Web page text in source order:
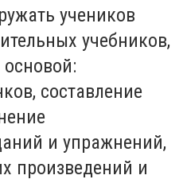
учеников
учебников,
основой:
составление
и упражнений,
произведений и